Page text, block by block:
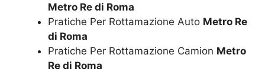
Metro Re di Roma
Pratiche Per Rottamazione Auto Metro Re
di Roma
Pratiche Per Rottamazione Camion Metro
Re di Roma